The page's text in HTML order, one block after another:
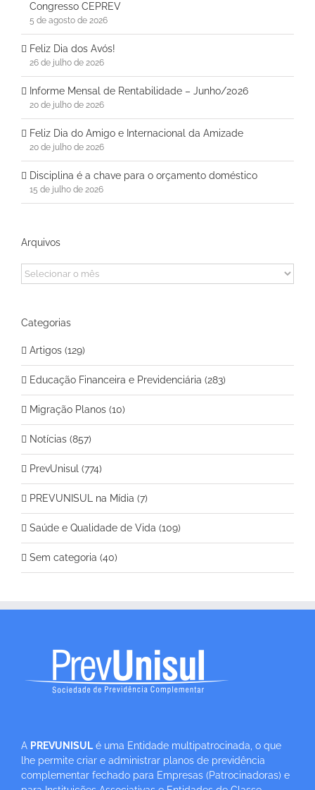
Congresso CEPREV
5 de agosto de 2026
Feliz Dia dos Avós!
26 de julho de 2026
Informe Mensal de Rentabilidade – Junho/2026
20 de julho de 2026
Feliz Dia do Amigo e Internacional da Amizade
20 de julho de 2026
Disciplina é a chave para o orçamento doméstico
15 de julho de 2026
Arquivos
Arquivos
Categorias
Artigos (129)
Educação Financeira e Previdenciária (283)
Migração Planos (10)
Notícias (857)
PrevUnisul (774)
PREVUNISUL na Mídia (7)
Saúde e Qualidade de Vida (109)
Sem categoria (40)
A PREVUNISUL é uma Entidade multipatrocinada, o que
lhe permite criar e administrar planos de previdência
complementar fechado para Empresas (Patrocinadoras) e